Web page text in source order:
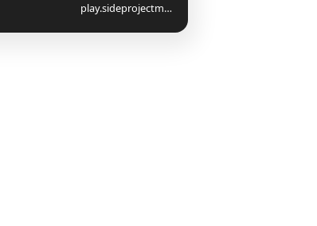
play.sideprojectm…